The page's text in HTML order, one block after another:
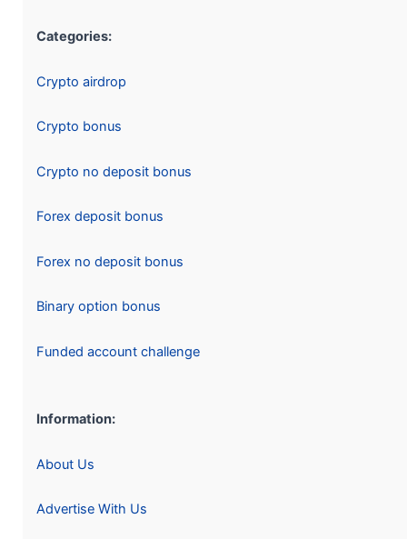
Categories:
Crypto airdrop
Crypto bonus
Crypto no deposit bonus
Forex deposit bonus
Forex no deposit bonus
Binary option bonus
Funded account challenge
Information:
About Us
Advertise With Us